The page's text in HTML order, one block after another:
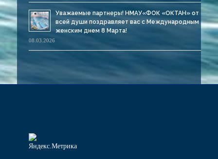
Уважаемые партнеры! НМАУ«ФОК «ОКТАН» от
всей души поздравляет вас с Международным
женским днем 8 Марта!
08.03.2026